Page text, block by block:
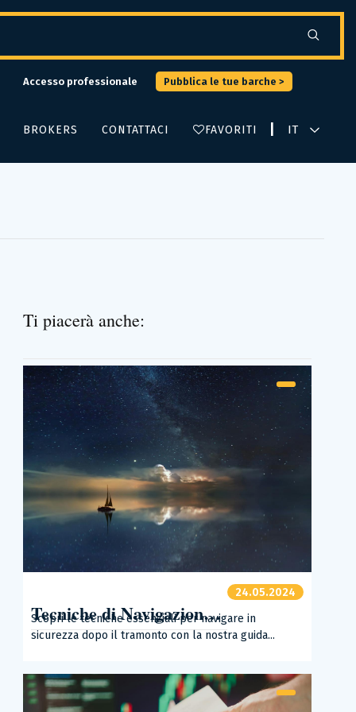
Accesso professionale Pubblica le tue barche >
BROKERS CONTATTACI FAVORITI
Ti piacerà anche:
Tecniche di Navigazione Notturna
24.05.2024
Scopri le tecniche essenziali per navigare in
sicurezza dopo il tramonto con la nostra guida...